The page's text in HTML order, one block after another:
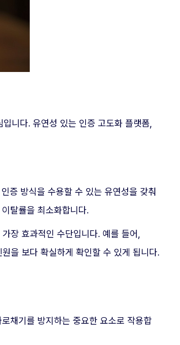
니다. 유연성 있는 인증 고도화 플랫폼,
증 방식을 수용할 수 있는 유연성을 갖춰
탈률을 최소화합니다.
장 효과적인 수단입니다. 예를 들어,
을 보다 확실하게 확인할 수 있게 됩니다.
채기를 방지하는 중요한 요소로 작용합